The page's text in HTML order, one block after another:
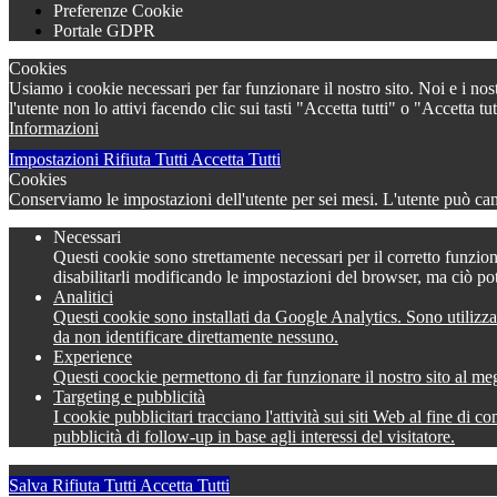
Preferenze Cookie
Portale GDPR
Cookies
Usiamo i cookie necessari per far funzionare il nostro sito. Noi e i
l'utente non lo attivi facendo clic sui tasti "Accetta tutti" o "Accetta
Informazioni
Impostazioni Rifiuta TuttiAccetta Tutti
Cookies
Conserviamo le impostazioni dell'utente per sei mesi. L'utente può
Necessari
Questi cookie sono strettamente necessari per il corretto
disabilitarli modificando le impostazioni del browser, ma ciò
Analitici
Questi cookie sono installati da Google Analytics. Sono
da non identificare direttamente nessuno.
Experience
Questi coockie permettono di far funzionare il nostro sito al
Targeting e pubblicità
I cookie pubblicitari tracciano l'attività sui siti Web al fine di
pubblicità di follow-up in base agli interessi del visitatore.
Salva Rifiuta TuttiAccetta Tutti